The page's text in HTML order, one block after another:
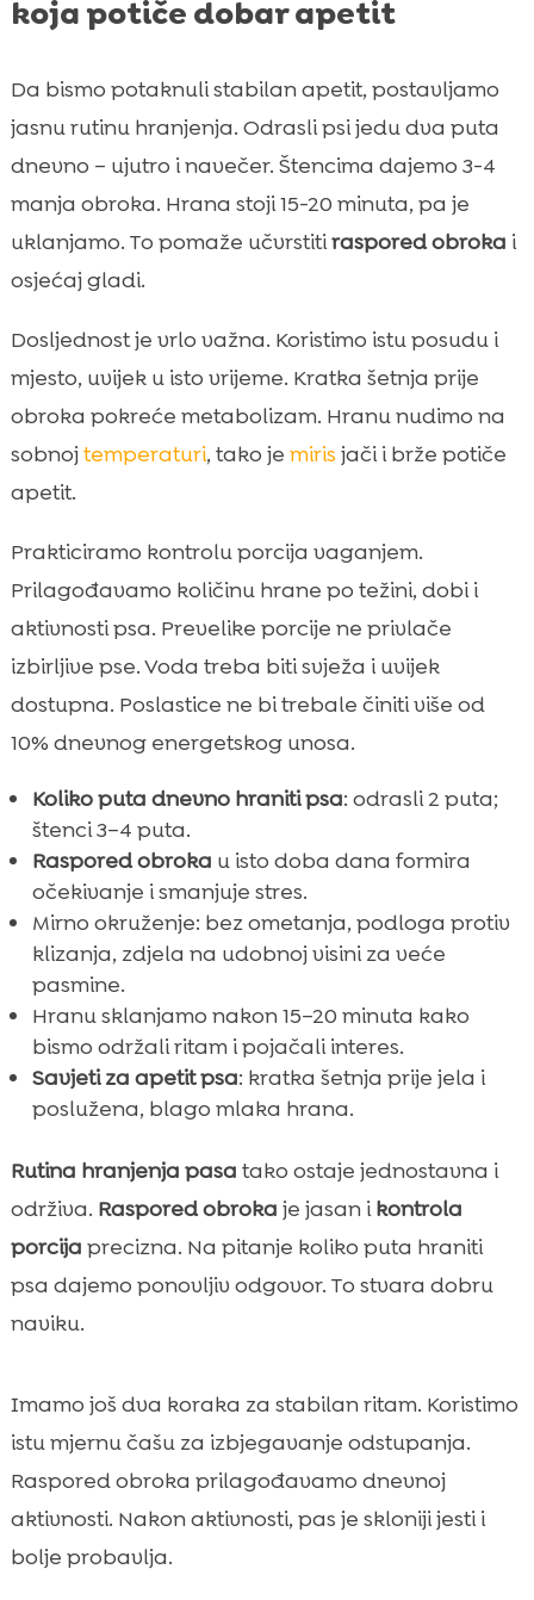
koja potiče dobar apetit
Da bismo potaknuli stabilan apetit, postavljamo
jasnu rutinu hranjenja. Odrasli psi jedu dva puta
dnevno – ujutro i navečer. Štencima dajemo 3-4
manja obroka. Hrana stoji 15-20 minuta, pa je
uklanjamo. To pomaže učvrstitiraspored obroka i
osjećaj gladi.
Dosljednost je vrlo važna. Koristimo istu posudu i
mjesto, uvijek u isto vrijeme. Kratka šetnja prije
obroka pokreće metabolizam. Hranu nudimo na
sobnojtemperaturi, tako je miris jači i brže potiče
apetit.
Prakticiramo kontrolu porcija vaganjem.
Prilagođavamo količinu hrane po težini, dobi i
aktivnosti psa. Prevelike porcije ne privlače
izbirljive pse. Voda treba biti svježa i uvijek
dostupna. Poslastice ne bi trebale činiti više od
10% dnevnog energetskog unosa.
Koliko puta dnevno hraniti psa: odrasli 2 puta;
štenci 3–4 puta.
Raspored obroka u isto doba dana formira
očekivanje i smanjuje stres.
Mirno okruženje: bez ometanja, podloga protiv
klizanja, zdjela na udobnoj visini za veće
pasmine.
Hranu sklanjamo nakon 15–20 minuta kako
bismo održali ritam i pojačali interes.
Savjeti za apetit psa: kratka šetnja prije jela i
poslužena, blago mlaka hrana.
Rutina hranjenja pasa tako ostaje jednostavna i
održiva. Raspored obroka je jasan ikontrola
porcija precizna. Na pitanje koliko puta hraniti
psa dajemo ponovljiv odgovor. To stvara dobru
naviku.
Imamo još dva koraka za stabilan ritam. Koristimo
istu mjernu čašu za izbjegavanje odstupanja.
Raspored obroka prilagođavamo dnevnoj
aktivnosti. Nakon aktivnosti, pas je skloniji jesti i
bolje probavlja.